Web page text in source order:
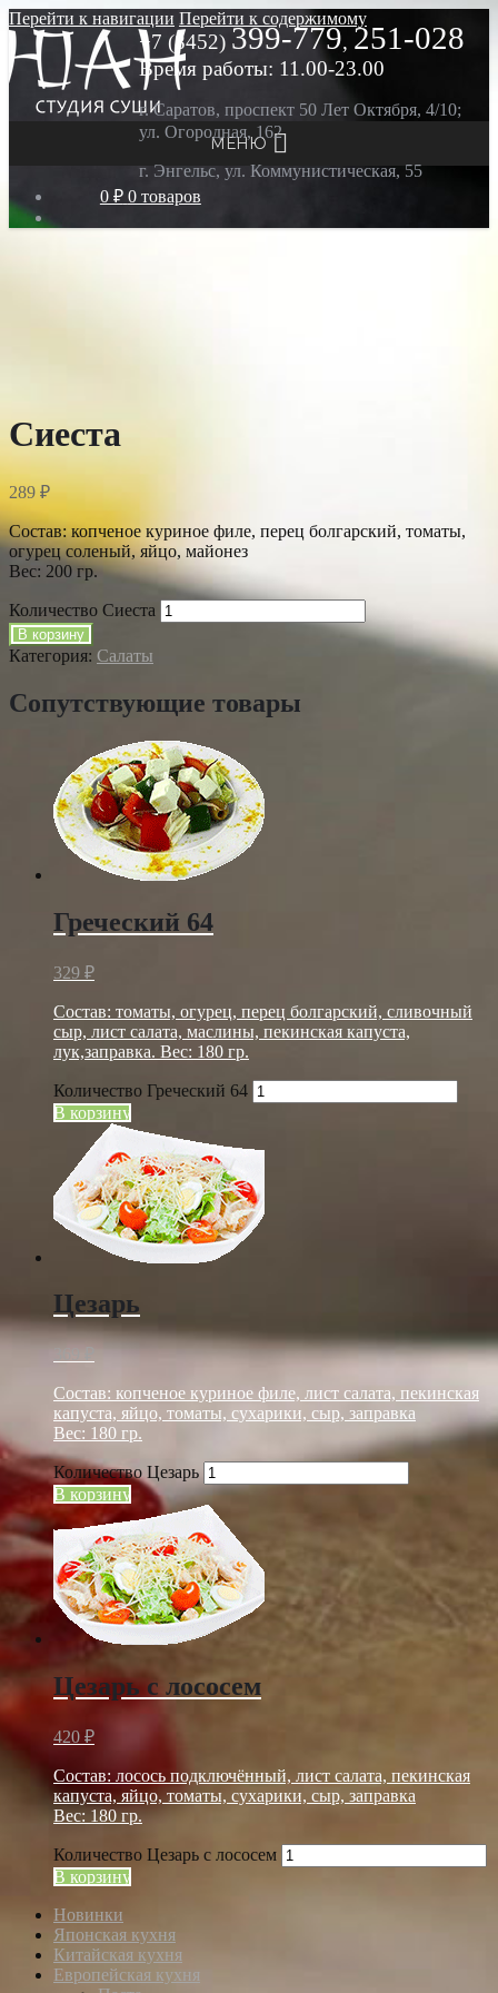
Перейти к навигации Перейти к содержимому
МЕНЮ
0 ₽ 0 товаров
+7 (8452) 399-779, 251-028
Время работы: 11.00-23.00
г. Саратов, проспект 50 Лет Октября, 4/10;
ул. Огородная, 162
г. Энгельс, ул. Коммунистическая, 55
Сиеста
289 ₽
Состав: копченое куриное филе, перец болгарский, томаты,
огурец соленый, яйцо, майонез
Вес: 200 гр.
Количество Сиеста
В корзину
Категория: Салаты
Сопутствующие товары
Греческий 64
329 ₽
Состав: томаты, огурец, перец болгарский, сливочный
сыр, лист салата, маслины, пекинская капуста,
лук,заправка. Вес: 180 гр.
Количество Греческий 64
В корзину
Цезарь
Состав: копченое куриное филе, лист салата, пекинская
капуста, яйцо, томаты, сухарики, сыр, заправка
Вес: 180 гр.
Количество Цезарь
В корзину
Цезарь с лососем
420 ₽
Состав: лосось подключённый, лист салата, пекинская
капуста, яйцо, томаты, сухарики, сыр, заправка
Вес: 180 гр.
Количество Цезарь с лососем
В корзину
Новинки
Японская кухня
Китайская кухня
Европейская кухня